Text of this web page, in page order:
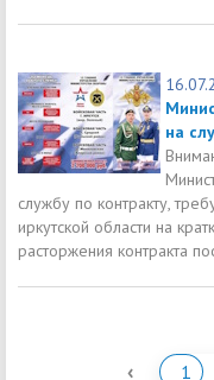
на
службу по контракту,
иркутской области на
расторжения контракта
‹ 1